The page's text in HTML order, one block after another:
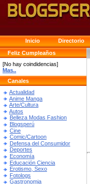
Inicio Directorio
Feliz Cumpleaños
[No hay coindidencias]
Mas..
Canales
Actualidad
Anime Manga
Arte/Cultura
Autos
Belleza Modas Fashion
Blogsperú
Cine
Comic/Cartoon
Defensa del Consumidor
Deportes
Economía
Educación Ciencia
Erotismo, Sexo
Fotologs
Gastronomia